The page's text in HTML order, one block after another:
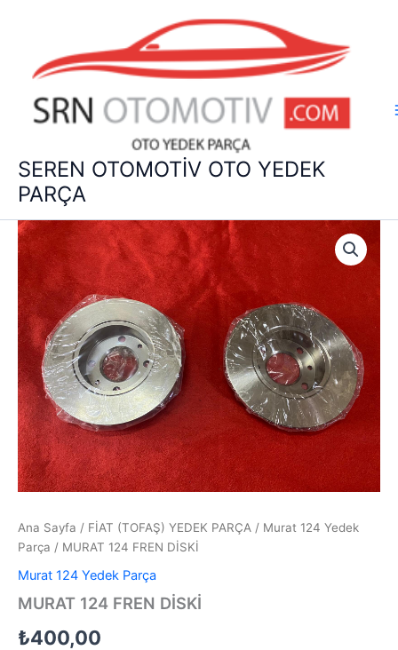
SEREN OTOMOTİV OTO YEDEK
PARÇA
Ana Sayfa / FİAT (TOFAŞ) YEDEK PARÇA / Murat 124 Yedek
Parça / MURAT 124 FREN DİSKİ
Murat 124 Yedek Parça
MURAT 124 FREN DİSKİ
₺400,00